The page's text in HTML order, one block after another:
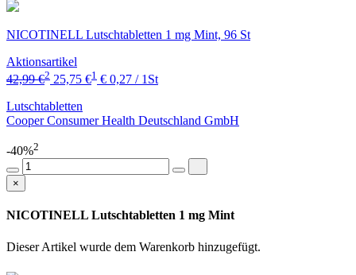
NICOTINELL Lutschtabletten 1 mg Mint, 96 St
Aktionsartikel
42,99 €2 25,75 €1 € 0,27 / 1St
Lutschtabletten
Cooper Consumer Health Deutschland GmbH
-40%2
×
NICOTINELL Lutschtabletten 1 mg Mint
Dieser Artikel wurde dem Warenkorb hinzugefügt.